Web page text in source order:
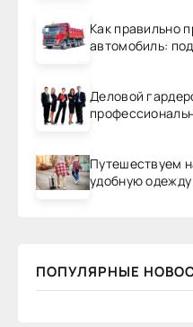
Как правильно
автомобиль:
Деловой
Путешествуем
удобную
ПОПУЛЯРНЫЕ